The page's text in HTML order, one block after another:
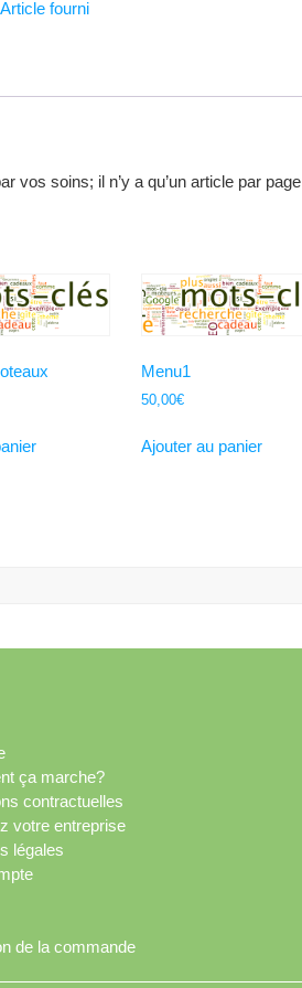
Article fourni
vos soins; il n’y a qu’un article par page
Menu1
50,00€
Ajouter au panier
ça marche?
contractuelles
votre entreprise
légales
de la commande